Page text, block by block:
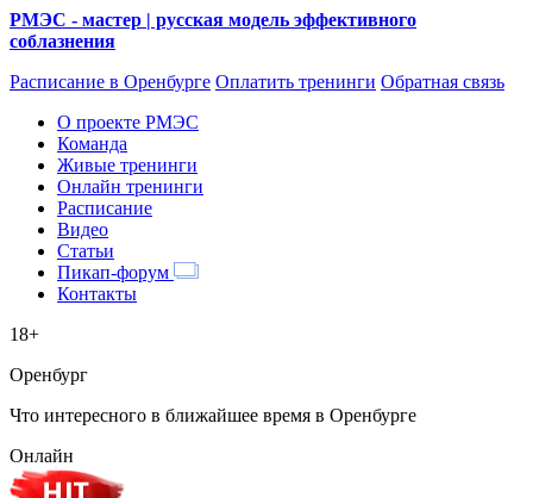
РМЭС - мастер | русская модель эффективного
соблазнения
Расписание в Оренбурге Оплатить тренинги Обратная связь
О проекте РМЭС
Команда
Живые тренинги
Онлайн тренинги
Расписание
Видео
Статьи
Пикап-форум
Контакты
18+
Оренбург
Что интересного в ближайшее время в Оренбурге
Онлайн